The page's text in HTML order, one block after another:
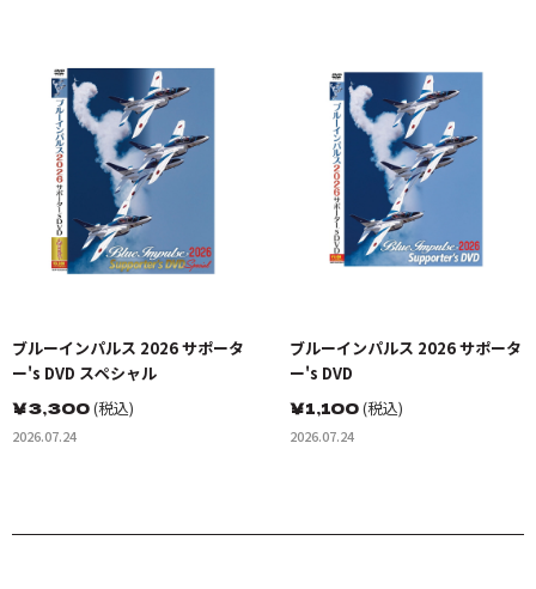
ブルーインパルス 2026 サポータ
ー's DVD スペシャル
￥3,300(税込)
2026.07.24
ブルーインパルス 2026 サポータ
ー's DVD
￥1,100(税込)
2026.07.24